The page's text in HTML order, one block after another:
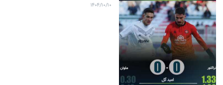
۱۴۰۴/۱۰/۱۰